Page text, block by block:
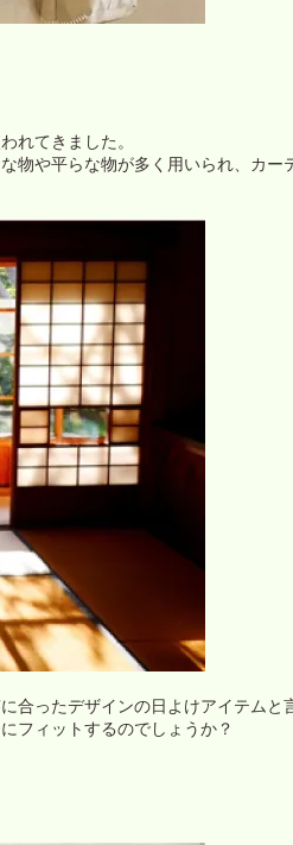
れてきました。
物や平らな物が多く用いられ、カー
ったデザインの日よけアイテムと
フィットするのでしょうか？